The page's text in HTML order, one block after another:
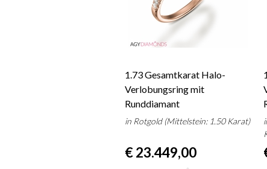
1.73 Gesamtkarat Halo-
Verlobungsring mit
Runddiamant
in Rotgold (Mittelstein: 1.50 Karat)
€ 23.449,00